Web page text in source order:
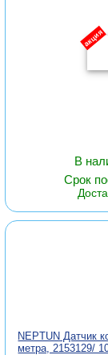
акция
В
Срок
NEPTUN Датчик
метра, 2153129/